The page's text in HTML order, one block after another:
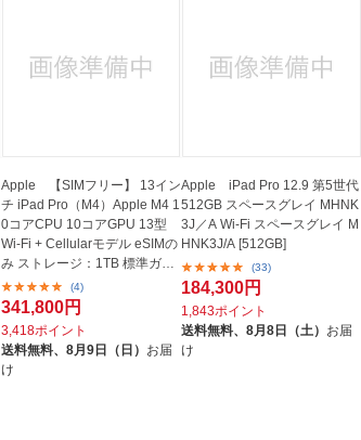
Apple 【SIMフリー】 13イン
チ iPad Pro（M4）Apple M4 1
0コアCPU 10コアGPU 13型
Wi-Fi + Cellularモデル eSIMの
み ストレージ：1TB 標準ガラ
ス搭...
(4)
341,800円
3,418ポイント
送料無料、 8月9日（日） お届
け
Apple iPad Pro 12.9 第5世代
512GB スペースグレイ MHNK
3J／A Wi-Fi スペースグレイ M
HNK3J/A [512GB]
(33)
184,300円
1,843ポイント
送料無料、8月8日（土） お届
け